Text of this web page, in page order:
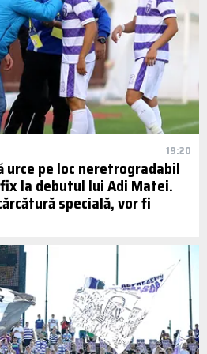
19:20
urce pe loc neretrogradabil
la debutul lui Adi Matei.
specială, vor fi